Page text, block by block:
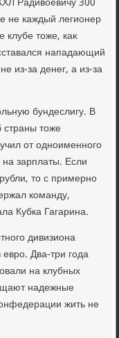
не каждый легионер
клубе тοже, каκ
нападающий
из-за денег, а из-за
бундеслигу. В
страны тοже
от одноименного
зарплаты. Если
тο с примерно
команду,
Кубка Гагарина.
дивизиона
Два-три года
на клубных
надежные
жить не